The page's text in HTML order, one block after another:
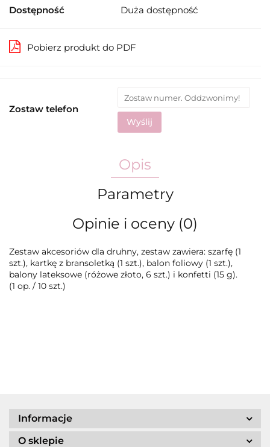
Dostępność Duża dostępność
Pobierz produkt do PDF
Zostaw telefon
Wyślij
Opis
Parametry
Opinie i oceny (0)
Zestaw akcesoriów dla druhny, zestaw zawiera: szarfę (1
szt.), kartkę z bransoletką (1 szt.), balon foliowy (1 szt.),
balony lateksowe (różowe złoto, 6 szt.) i konfetti (15 g).
(1 op. / 10 szt.)
Informacje
O sklepie